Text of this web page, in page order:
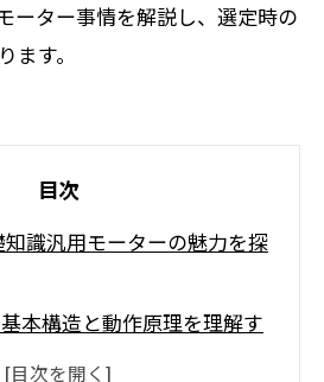
ーター事情を解説し、選定時の
ます。
目次
識汎用モーターの魅力を探
本構造と動作原理を理解す